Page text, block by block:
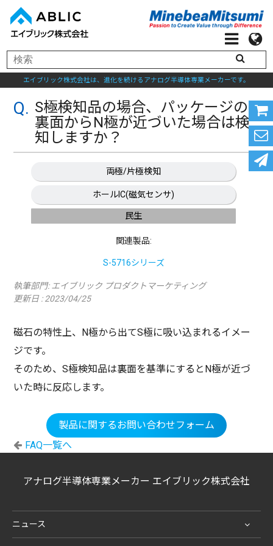
エイブリック株式会社は、進化を続けるアナログ半導体専業メーカーです。
S極検知品の場合、パッケージの
裏面からN極が近づいた場合は検
知しますか？
両極/片極検知
ホールIC(磁気センサ)
民生
関連製品:
S-5716シリーズ
執筆部門:エイブリック プロダクトマーケティング
更新日 : 2023/04/25
磁石の特性上、N極から出てS極に吸い込まれるイメー
ジです。
そのため、S極検知品は裏面を基準にするとN極が近づ
いた時に反応します。
製品に関するお問い合わせフォーム
FAQ一覧へ
アナログ半導体専業メーカー エイブリック株式会社
ニュース